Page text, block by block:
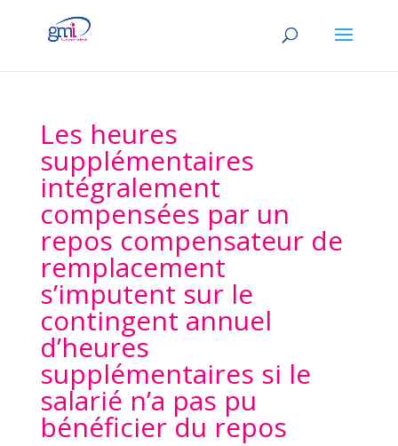
Les heures
supplémentaires
intégralement
compensées par un
repos compensateur de
remplacement
s’imputent sur le
contingent annuel
d’heures
supplémentaires si le
salarié n’a pas pu
bénéficier du repos